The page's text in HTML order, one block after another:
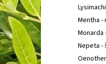
Mentha -
Monarda
Nepeta -